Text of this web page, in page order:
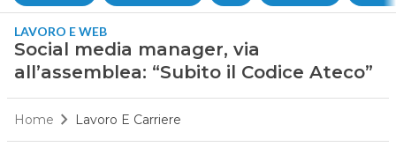
LAVORO E WEB
Social media manager, via
all’assemblea: “Subito il Codice Ateco”
Home Lavoro E Carriere